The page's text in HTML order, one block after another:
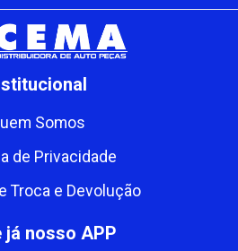
Somos
de Privacidade
Troca e Devolução
já nosso APP